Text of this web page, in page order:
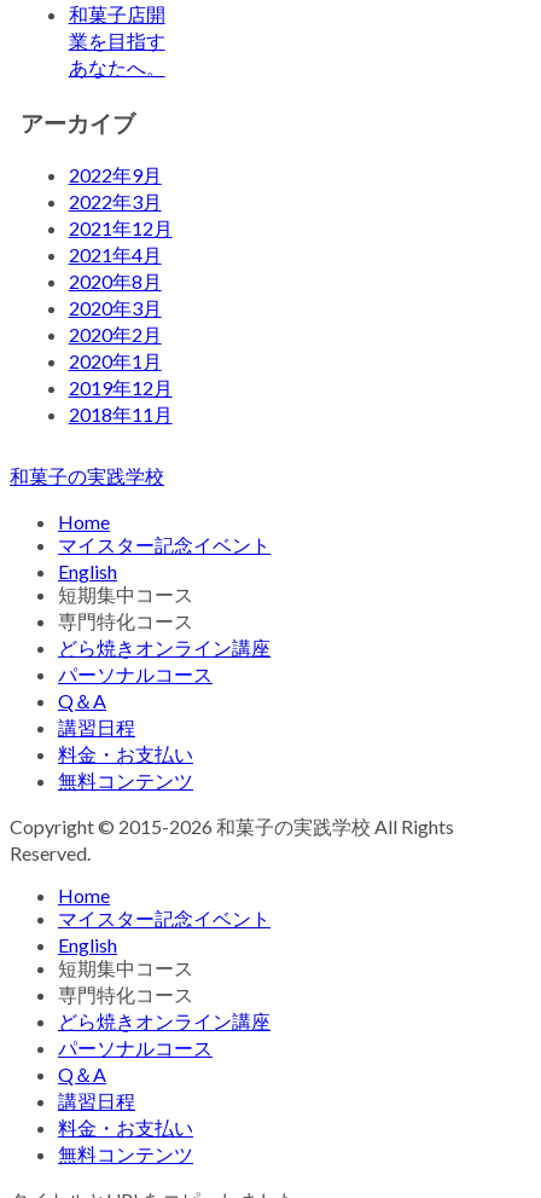
和菓子店開
業を目指す
あなたへ。
アーカイブ
2022年9月
2022年3月
2021年12月
2021年4月
2020年8月
2020年3月
2020年2月
2020年1月
2019年12月
2018年11月
和菓子の実践学校
Home
マイスター記念イベント
English
短期集中コース
専門特化コース
どら焼きオンライン講座
パーソナルコース
Q＆A
講習日程
料金・お支払い
無料コンテンツ
Copyright © 2015-2026 和菓子の実践学校 All Rights
Reserved.
Home
マイスター記念イベント
English
短期集中コース
専門特化コース
どら焼きオンライン講座
パーソナルコース
Q＆A
講習日程
料金・お支払い
無料コンテンツ